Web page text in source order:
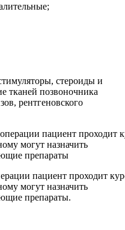
стероиды и
тканей позвоночника
рентгеновского
пациент проходит
могут назначить
препараты.